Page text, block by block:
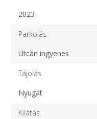
2023
Parkolás
Utcán ingyenes
Tájolás
Nyugat
Kilátás